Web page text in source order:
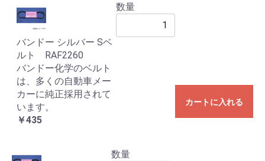
バンドー シルバー Sベ
ルト RAF2260
バンドー化学のベルト
は、多くの自動車メー
カーに純正採用されて
います。
￥435
数量
カートに入れる
数量